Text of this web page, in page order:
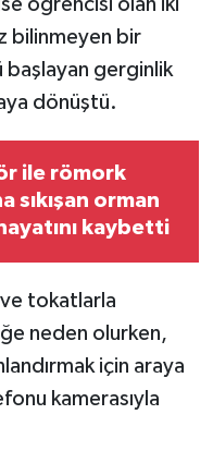
bilinmeyen bir
başlayan gerginlik
dönüştü.
ile römork
sıkışan orman
kaybetti
tokatlarla
neden olurken,
için araya
kamerasıyla